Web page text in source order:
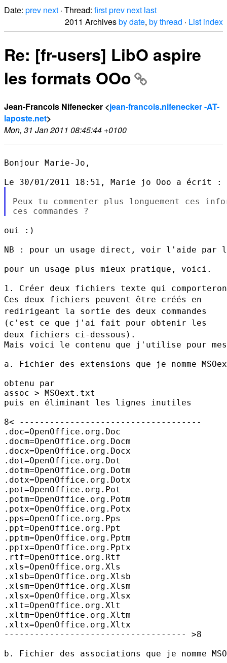
Date: prev next · Thread: firstprev next last
2011 Archivesby date, by thread · List index
Re: [fr-users] LibO aspire
les formats OOo
Jean-Francois Nifenecker <jean-francois.nifenecker -AT-
laposte.net>
Mon, 31 Jan 2011 08:45:44 +0100
Bonjour Marie-Jo,
Peux tu commenter plus longuement ces
oui :)
NB : pour un usage direct, voir l'aide par
pour un usage plus mieux pratique, voici.
Ces deux fichiers peuvent être créés en
redirigeant la sortie des deux commandes
(c'est ce que j'ai fait pour obtenir les
deux fichiers ci-dessous).
Mais voici le contenu que j'utilise pour
a. Fichier des extensions que je nomme
obtenu par
assoc > MSOext.txt
puis en éliminant les lignes inutiles
8< ------------------------------------
.doc=OpenOffice.org.Doc
.docm=OpenOffice.org.Docm
.docx=OpenOffice.org.Docx
.dot=OpenOffice.org.Dot
.dotm=OpenOffice.org.Dotm
.dotx=OpenOffice.org.Dotx
.pot=OpenOffice.org.Pot
.potm=OpenOffice.org.Potm
.potx=OpenOffice.org.Potx
.pps=OpenOffice.org.Pps
.ppt=OpenOffice.org.Ppt
.pptm=OpenOffice.org.Pptm
.pptx=OpenOffice.org.Pptx
.rtf=OpenOffice.org.Rtf
.xls=OpenOffice.org.Xls
.xlsb=OpenOffice.org.Xlsb
.xlsm=OpenOffice.org.Xlsm
.xlsx=OpenOffice.org.Xlsx
.xlt=OpenOffice.org.Xlt
.xltm=OpenOffice.org.Xltm
.xltx=OpenOffice.org.Xltx
------------------------------------ >8
b. Fichier des associations que je nomme